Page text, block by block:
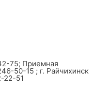
75; Приемная
50-15 ; г. Райчихинск
22-51